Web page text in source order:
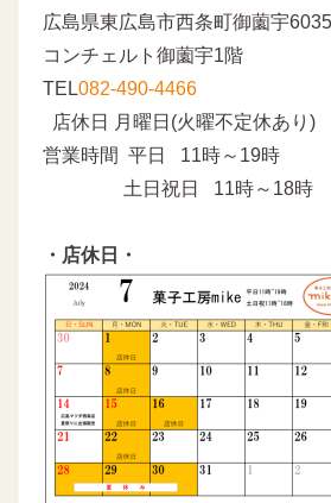
広島県東広島市西条町御薗宇6035
コンチェルト御薗宇1階
TEL082-490-4466
店休日 月曜日(火曜不定休あり)
営業時間 平日 11時～19時
土日祝日 11時～18時
・店休日・